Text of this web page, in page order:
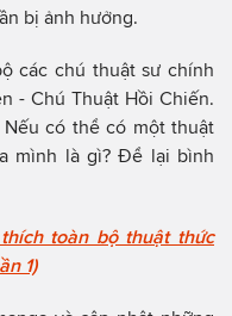
bị ảnh hưởng.
các chú thuật sư chính
- Chú Thuật Hồi Chiến.
có thể có một thuật
mình là gì? Để lại bình
toàn bộ thuật thức
1)